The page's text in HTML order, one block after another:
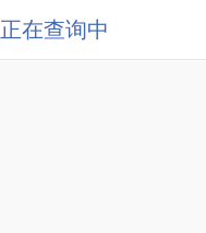
正在查询中